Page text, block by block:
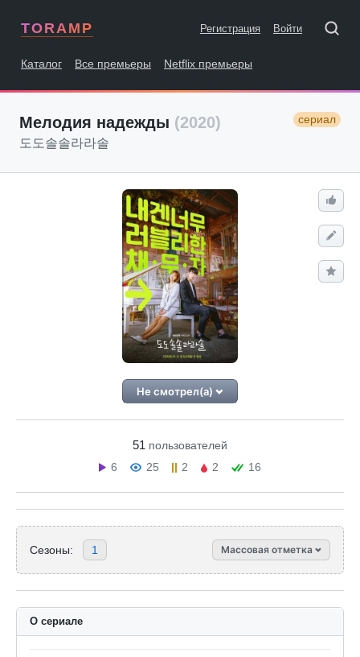
TORAMP Регистрация Войти
Каталог Все премьеры Netflix премьеры
Мелодия надежды (2020) сериал
도도솔솔라라솔
Не смотрел(а)
51 пользователей
6
25 2 2 16
Сезоны: 1 Массовая отметка
О сериале